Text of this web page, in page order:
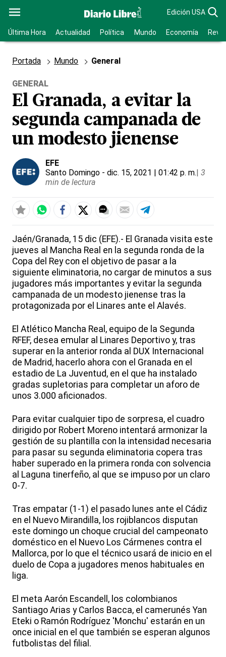
Edición USA
Última Hora Actualidad Política Mundo Economía
Portada Mundo General
GENERAL
El Granada, a evitar la
segunda campanada de
un modesto jienense
EFE
Santo Domingo - dic. 15, 2021 | 01:42 p. m.| 3
min de lectura
Jaén/Granada, 15 dic (EFE).- El Granada visita este
jueves al Mancha Real en la segunda ronda de la
Copa del Rey con el objetivo de pasar a la
siguiente eliminatoria, no cargar de minutos a sus
jugadores más importantes y evitar la segunda
campanada de un modesto jienense tras la
protagonizada por el Linares ante el Alavés.
El Atlético Mancha Real, equipo de la Segunda
RFEF, desea emular al Linares Deportivo y, tras
superar en la anterior ronda al DUX Internacional
de Madrid, hacerlo ahora con el Granada en el
estadio de La Juventud, en el que ha instalado
gradas supletorias para completar un aforo de
unos 3.000 aficionados.
Para evitar cualquier tipo de sorpresa, el cuadro
dirigido por Robert Moreno intentará armonizar la
gestión de su plantilla con la intensidad necesaria
para pasar su segunda eliminatoria copera tras
haber superado en la primera ronda con solvencia
al Laguna tinerfeño, al que se impuso por un claro
0-7.
Tras empatar (1-1) el pasado lunes ante el Cádiz
en el Nuevo Mirandilla, los rojiblancos disputan
este domingo un choque crucial del campeonato
doméstico en el Nuevo Los Cármenes contra el
Mallorca, por lo que el técnico usará de inicio en el
duelo de Copa a jugadores menos habituales en
liga.
El meta Aarón Escandell, los colombianos
Santiago Arias y Carlos Bacca, el camerunés Yan
Eteki o Ramón Rodríguez 'Monchu' estarán en un
once inicial en el que también se esperan algunos
futbolistas del filial.